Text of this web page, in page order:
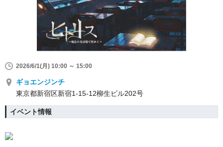
2026/6/1(月) 10:00 ～ 15:00
ギョエンジンチ
東京都新宿区新宿1-15-12柳生ビル202号
イベント情報